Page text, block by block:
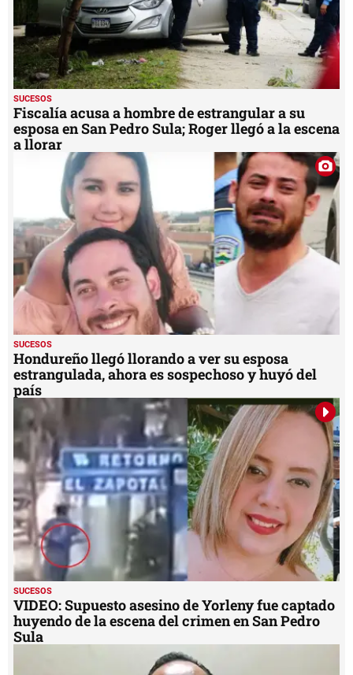
SUCESOS
Fiscalía acusa a hombre de estrangular a su
esposa en San Pedro Sula; Roger llegó a la escena
a llorar
SUCESOS
Hondureño llegó llorando a ver su esposa
estrangulada, ahora es sospechoso y huyó del
país
SUCESOS
VIDEO: Supuesto asesino de Yorleny fue captado
huyendo de la escena del crimen en San Pedro
Sula